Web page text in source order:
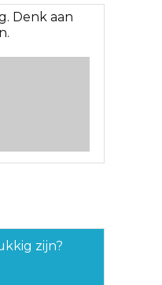
Denk aan
zijn?